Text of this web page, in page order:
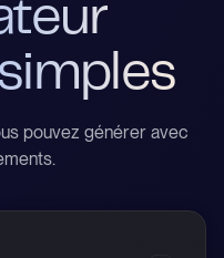
pouvez générer avec